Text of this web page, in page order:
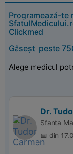
Programează-te
Clickmed
Găsești peste
Alege medicul
Dr.
Sfanta
📅 din